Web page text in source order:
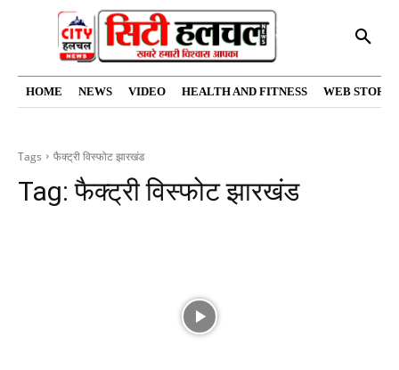
HOME NEWS VIDEO HEALTH AND FITNESS WEB
Tags फैक्ट्री विस्फोट झारखंड
Tag:फैक्ट्री विस्फोट झारखंड